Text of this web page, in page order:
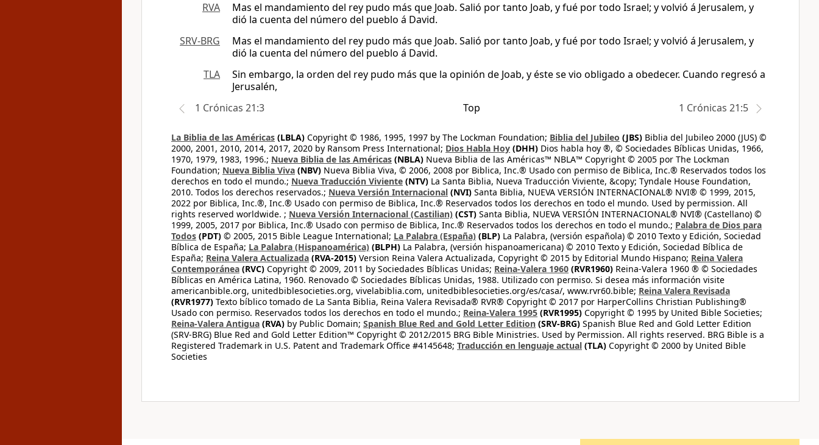
RVA
Mas el mandamiento del rey pudo más que Joab. Salió por tanto Joab, y fué por todo Israel; y volvió á Jerusalem, y
dió la cuenta del número del pueblo á David.
SRV-BRG
Mas el mandamiento del rey pudo más que Joab. Salió por tanto Joab, y fué por todo Israel; y volvió á Jerusalem, y
dió la cuenta del número del pueblo á David.
TLA
Sin embargo, la orden del rey pudo más que la opinión de Joab, y éste se vio obligado a obedecer. Cuando regresó a
Jerusalén,
1 Crónicas 21:3
Top 1 Crónicas 21:5
La Biblia de las Américas (LBLA) Copyright © 1986, 1995, 1997 by The Lockman Foundation; Biblia del Jubileo (JBS) Biblia del Jubileo 2000 (JUS) ©
2000, 2001, 2010, 2014, 2017, 2020 by Ransom Press International; Dios Habla Hoy (DHH) Dios habla hoy ®, © Sociedades Bíblicas Unidas, 1966,
1970, 1979, 1983, 1996.; Nueva Biblia de las Américas (NBLA) Nueva Biblia de las Américas™ NBLA™ Copyright © 2005 por The Lockman
Foundation; Nueva Biblia Viva (NBV) Nueva Biblia Viva, © 2006, 2008 por Biblica, Inc.® Usado con permiso de Biblica, Inc.® Reservados todos los
derechos en todo el mundo.; Nueva Traducción Viviente (NTV) La Santa Biblia, Nueva Traducción Viviente, &copy; Tyndale House Foundation,
2010. Todos los derechos reservados.; Nueva Versión Internacional (NVI) Santa Biblia, NUEVA VERSIÓN INTERNACIONAL® NVI® © 1999, 2015,
2022 por Biblica, Inc.®, Inc.® Usado con permiso de Biblica, Inc.® Reservados todos los derechos en todo el mundo. Used by permission. All
rights reserved worldwide. ; Nueva Versión Internacional (Castilian) (CST) Santa Biblia, NUEVA VERSIÓN INTERNACIONAL® NVI® (Castellano) ©
1999, 2005, 2017 por Biblica, Inc.® Usado con permiso de Biblica, Inc.® Reservados todos los derechos en todo el mundo.; Palabra de Dios para
Todos (PDT) © 2005, 2015 Bible League International; La Palabra (España) (BLP) La Palabra, (versión española) © 2010 Texto y Edición, Sociedad
Bíblica de España; La Palabra (Hispanoamérica) (BLPH) La Palabra, (versión hispanoamericana) © 2010 Texto y Edición, Sociedad Bíblica de
España; Reina Valera Actualizada (RVA-2015) Version Reina Valera Actualizada, Copyright © 2015 by Editorial Mundo Hispano; Reina Valera
Contemporánea (RVC) Copyright © 2009, 2011 by Sociedades Bíblicas Unidas; Reina-Valera 1960 (RVR1960) Reina-Valera 1960 ® © Sociedades
Bíblicas en América Latina, 1960. Renovado © Sociedades Bíblicas Unidas, 1988. Utilizado con permiso. Si desea más información visite
americanbible.org, unitedbiblesocieties.org, vivelabiblia.com, unitedbiblesocieties.org/es/casa/, www.rvr60.bible; Reina Valera Revisada
(RVR1977) Texto bíblico tomado de La Santa Biblia, Reina Valera Revisada® RVR® Copyright © 2017 por HarperCollins Christian Publishing®
Usado con permiso. Reservados todos los derechos en todo el mundo.; Reina-Valera 1995 (RVR1995) Copyright © 1995 by United Bible Societies;
Reina-Valera Antigua (RVA) by Public Domain; Spanish Blue Red and Gold Letter Edition (SRV-BRG) Spanish Blue Red and Gold Letter Edition
(SRV-BRG) Blue Red and Gold Letter Edition™ Copyright © 2012/2015 BRG Bible Ministries. Used by Permission. All rights reserved. BRG Bible is a
Registered Trademark in U.S. Patent and Trademark Office #4145648; Traducción en lenguaje actual (TLA) Copyright © 2000 by United Bible
Societies